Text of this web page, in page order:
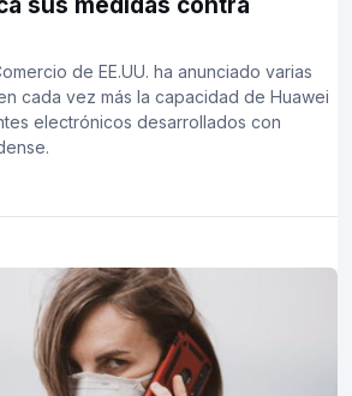
de EE.UU. ha anunciado varias
cada vez más la capacidad de Huawei
electrónicos desarrollados con